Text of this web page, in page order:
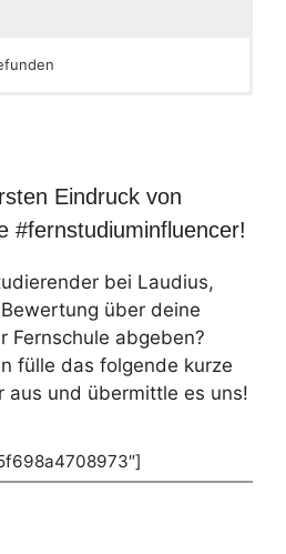
Eindruck von
#fernstudiuminfluencer!
bei Laudius,
über deine
Fernschule abgeben?
fülle das folgende kurze
aus und übermittle es uns!